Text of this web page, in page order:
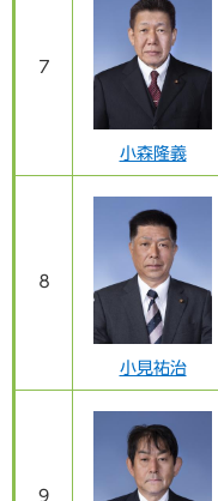
７
小森隆義
８
小見祐治
9